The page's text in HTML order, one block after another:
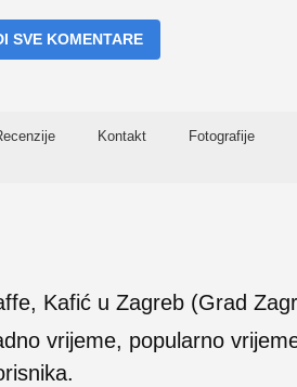
SVE KOMENTARE
Kontakt Fotografije
Kafić u Zagreb (Grad
vrijeme, popularno